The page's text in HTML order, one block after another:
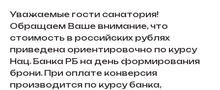
Уважаемые гости санатория!
Обращаем Ваше внимание, что
стоимость в российских рублях
приведена ориентировочно по курсу
Нац. Банка РБ на день формирования
брони. При оплате конверсия
производится по курсу банка,